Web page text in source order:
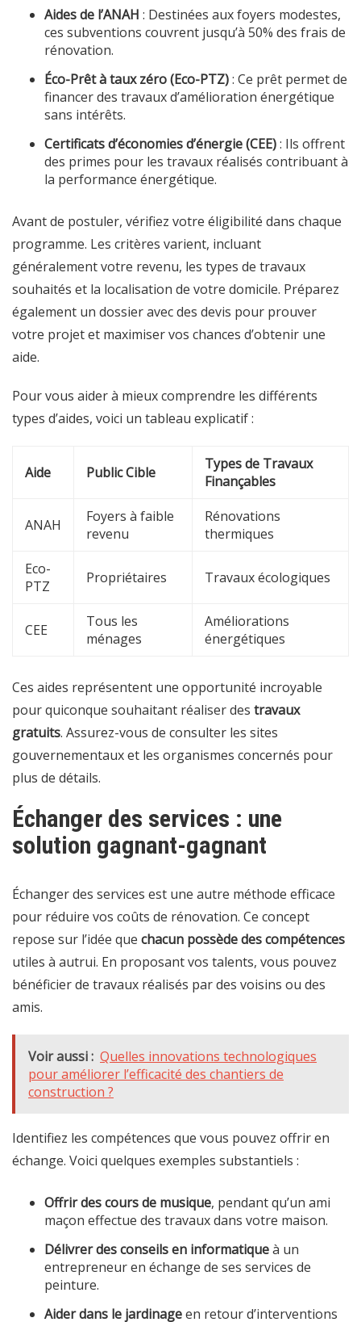
Aides de l’ANAH : Destinées aux foyers modestes,
ces subventions couvrent jusqu’à 50% des frais de
rénovation.
Éco-Prêt à taux zéro (Eco-PTZ): Ce prêt permet de
financer des travaux d’amélioration énergétique
sans intérêts.
Certificats d’économies d’énergie (CEE): Ils offrent
des primes pour les travaux réalisés contribuant à
la performance énergétique.
Avant de postuler, vérifiez votre éligibilité dans chaque
programme. Les critères varient, incluant
généralement votre revenu, les types de travaux
souhaités et la localisation de votre domicile. Préparez
également un dossier avec des devis pour prouver
votre projet et maximiser vos chances d’obtenir une
aide.
Pour vous aider à mieux comprendre les différents
types d’aides, voici un tableau explicatif :
Aide Public Cible
Types de Travaux
Finançables
ANAH
Foyers à faible
revenu
Rénovations
thermiques
Eco-
PTZ
Propriétaires Travaux écologiques
CEE
Tous les
ménages
Améliorations
énergétiques
Ces aides représentent une opportunité incroyable
pour quiconque souhaitant réaliser des travaux
gratuits. Assurez-vous de consulter les sites
gouvernementaux et les organismes concernés pour
plus de détails.
Échanger des services : une
solution gagnant-gagnant
Échanger des services est une autre méthode efficace
pour réduire vos coûts de rénovation. Ce concept
repose sur l’idée que chacun possède des compétences
utiles à autrui. En proposant vos talents, vous pouvez
bénéficier de travaux réalisés par des voisins ou des
amis.
Voir aussi : Quelles innovations technologiques
pour améliorer l’efficacité des chantiers de
construction ?
Identifiez les compétences que vous pouvez offrir en
échange. Voici quelques exemples substantiels :
Offrir des cours de musique, pendant qu’un ami
maçon effectue des travaux dans votre maison.
Délivrer des conseils en informatiqueà un
entrepreneur en échange de ses services de
peinture.
Aider dans le jardinageen retour d’interventions